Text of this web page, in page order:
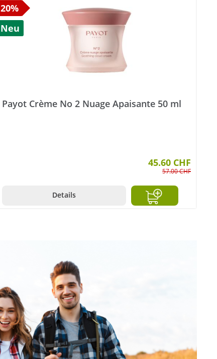
20%
Neu
Payot Crème No 2 Nuage Apaisante 50 ml
45.60 CHF
57.00 CHF
Details